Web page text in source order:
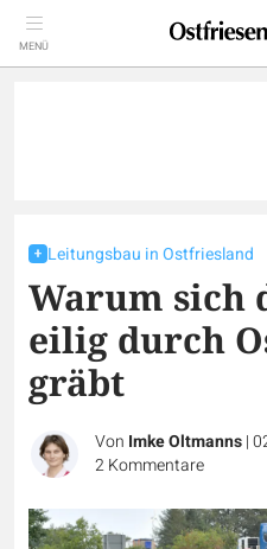
MENÜ
Leitungsbau in Ostfriesland
Warum sich
eilig durch
gräbt
Von Imke Oltmanns|
2Kommentare